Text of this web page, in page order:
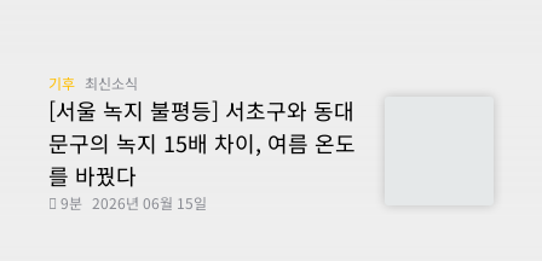
기후 최신소식
[서울 녹지 불평등] 서초구와 동대
문구의 녹지 15배 차이, 여름 온도
를 바꿨다
9분 2026년 06월 15일